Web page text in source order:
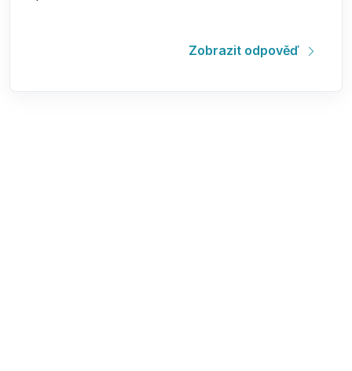
Zobrazit odpověď